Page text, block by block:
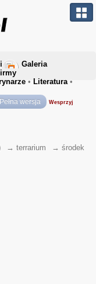
Galeria
• Literatura•
Pełna wersja Wesprzyj
→ terrarium → środek